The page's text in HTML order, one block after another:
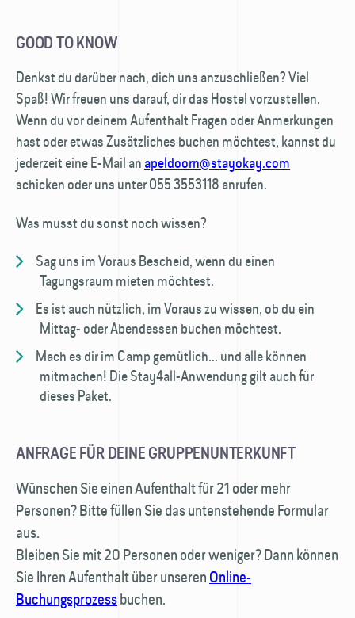
GOOD TO KNOW
Denkst du darüber nach, dich uns anzuschließen? Viel
Spaß! Wir freuen uns darauf, dir das Hostel vorzustellen.
Wenn du vor deinem Aufenthalt Fragen oder Anmerkungen
hast oder etwas Zusätzliches buchen möchtest, kannst du
jederzeit eine E-Mail an apeldoorn@stayokay.com
schicken oder uns unter 055 3553118 anrufen.
Was musst du sonst noch wissen?
Sag uns im Voraus Bescheid, wenn du einen
Tagungsraum mieten möchtest.
Es ist auch nützlich, im Voraus zu wissen, ob du ein
Mittag- oder Abendessen buchen möchtest.
Mach es dir im Camp gemütlich... und alle können
mitmachen! Die Stay4all-Anwendung gilt auch für
dieses Paket.
ANFRAGE FÜR DEINE GRUPPENUNTERKUNFT
Wünschen Sie einen Aufenthalt für 21 oder mehr
Personen? Bitte füllen Sie das untenstehende Formular
aus.
Bleiben Sie mit 20 Personen oder weniger? Dann können
Sie Ihren Aufenthalt über unserenOnline-
Buchungsprozessbuchen.